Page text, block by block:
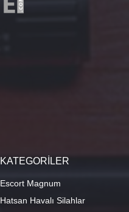
KATEGORİLER
Escort Magnum
Hatsan Havalı Silahlar